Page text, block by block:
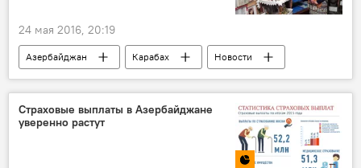
24 мая 2016, 20:19
Азербайджан Карабах
Новости
Культура
ЖИЗНЬ
Гянджа
Шехиды
Музей героев Карабаха
Страховые выплаты в Азербайджане
уверенно растут